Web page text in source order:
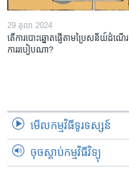
29 តុលា 2024
តើ​ការ​បោះឆ្នោត​ផ្ញើតាម​ប្រៃសនីយ៍​ដំណើរ​
ការរបៀបណា?
មើល​កម្មវិធី​ទូរទស្សន៍
ចុចស្តាប់កម្មវិធីវិទ្យុ